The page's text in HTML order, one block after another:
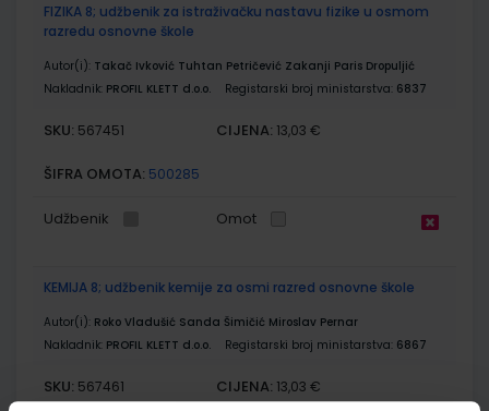
FIZIKA 8; udžbenik za istraživačku nastavu fizike u osmom
razredu osnovne škole
Autor(i): Takač Ivković Tuhtan Petričević Zakanji Paris Dropuljić
Nakladnik: PROFIL KLETT d.o.o. Registarski broj ministarstva: 6837
SKU: 567451 CIJENA: 13,03 €
ŠIFRA OMOTA: 500285
Udžbenik Omot
KEMIJA 8; udžbenik kemije za osmi razred osnovne škole
Autor(i): Roko Vladušić Sanda Šimičić Miroslav Pernar
Nakladnik: PROFIL KLETT d.o.o. Registarski broj ministarstva: 6867
SKU: 567461 CIJENA: 13,03 €